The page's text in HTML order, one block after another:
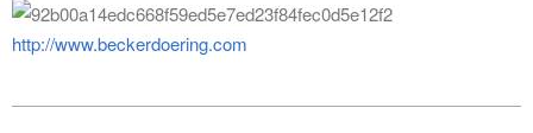
http://www.beckerdoering.com